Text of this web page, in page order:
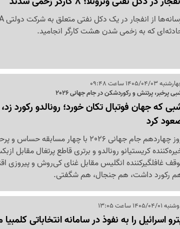
که به زخمی شدن هشت کارگر انجامید.
1405/04/03 ساعت 09:48
پرخبر، پرتنش و رکوردشکن در جام جهانی 2026
که جهان فوتبال تکان خورد؛ رونالدو رکورد زد،
کرد
روز چهاردهم جام جهانی 2026 با چهار
کریستیانو رونالدو و برتری قاطع پرتغال مقابل
غافلگیرکننده انگلیس مقابل غنای کی‌روش و پیروزی
رکورد داشت، هم جنجال، هم شگفتی.
1405/04/01 ساعت 13:05
اسرائیل را به نفوذ در سامانه انتخاباتی